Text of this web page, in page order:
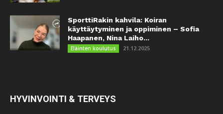
SporttiRakin kahvila: Koiran
käyttäytyminen ja oppiminen – Sofia
Haapanen, Nina Laiho...
Eläinten koulutus 21.12.2025
HYVINVOINTI & TERVEYS